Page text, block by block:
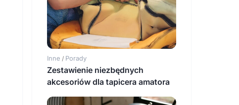
Inne / Porady
Zestawienie niezbędnych
akcesoriów dla tapicera amatora